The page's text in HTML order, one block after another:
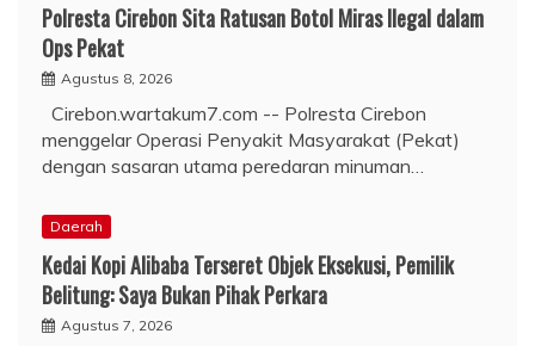
Polresta Cirebon Sita Ratusan Botol Miras Ilegal dalam
Ops Pekat
Agustus 8, 2026
Cirebon.wartakum7.com -- Polresta Cirebon
menggelar Operasi Penyakit Masyarakat (Pekat)
dengan sasaran utama peredaran minuman…
Daerah
Kedai Kopi Alibaba Terseret Objek Eksekusi, Pemilik
Belitung: Saya Bukan Pihak Perkara
Agustus 7, 2026